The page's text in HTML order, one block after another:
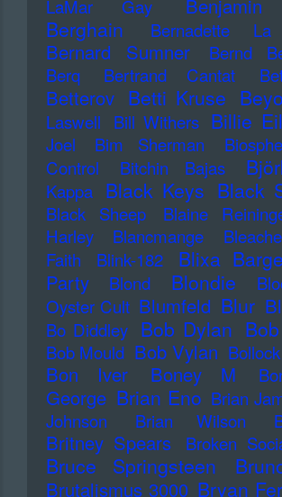
LaMar Gay
Benjamin
Berghain Bernadette
Bernard Sumner
Bernd
Berq
Bertrand Cantat
Betterov Betti Kruse
Laswell
Bill Withers Billie
Joel
Bim Sherman
Control
Bitchin Bajas
Kappa Black Keys Black
Black Sheep Blaine
Harley
Blancmange
Faith
Blink-182 Blixa
Party
Blond Blondie
Oyster Cult Blumfeld Blur
Bo Diddley Bob Dylan
Bob Mould Bob Vylan
Bon Iver Boney M
George Brian Eno Brian
Johnson
Brian Wilson
Britney Spears Broken
Bruce Springsteen
Brutalismus 3000 Bryan